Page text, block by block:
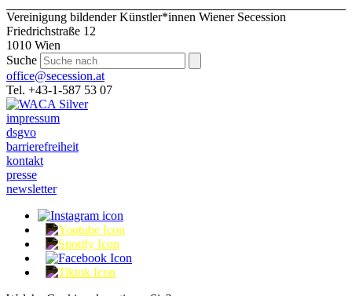
Vereinigung bildender Künstler*innen Wiener Secession
Friedrichstraße 12
1010 Wien
Suche
office@secession.at
Tel. +43-1-587 53 07
impressum
dsgvo
barrierefreiheit
kontakt
presse
newsletter